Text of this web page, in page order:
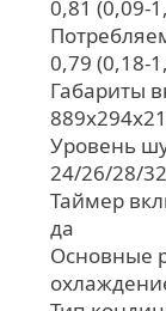
0,81 (0,09-
0,79 (0,18-
Габариты
Уровень
24/26/28/
Таймер
да
Основные